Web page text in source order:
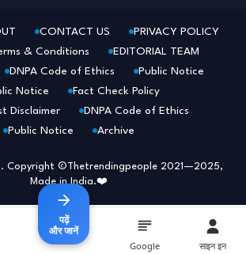
Copyright ©Thetrendingpeople 2021—2025,
Made in India.❤️
CONTACT US
PRIVACY POLICY
& Conditions
EDITORIAL TEAM
DNPA Code of Ethics
Public Notice
Notice
Fact Check Policy
Disclaimer
DNPA Code of Ethics
Public Notice
Archive
पढ़ें
और जानें
Google साइन इन